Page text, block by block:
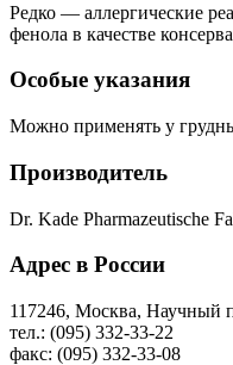
Редко — аллергические
фенола в качестве
Особые указания
Можно применять у
Производитель
Dr. Kade Pharmazeutische
Адрес в России
117246, Москва, Научный
тел.: (095) 332-33-22
факс: (095) 332-33-08